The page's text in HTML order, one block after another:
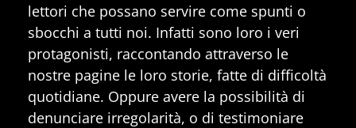
lettori che possano servire come spunti o
sbocchi a tutti noi. Infatti sono loro i veri
protagonisti, raccontando attraverso le
nostre pagine le loro storie, fatte di difficoltà
quotidiane. Oppure avere la possibilità di
denunciare irregolarità, o di testimoniare